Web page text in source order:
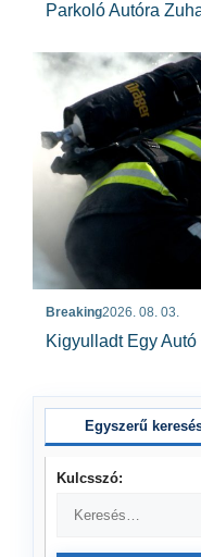
Parkoló Autóra
Breaking2026. 08. 03.
Kigyulladt Egy
Egyszerű
Kulcsszó: